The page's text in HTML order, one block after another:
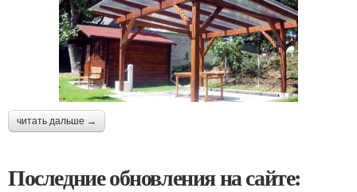
читать дальше →
Последние обновления на сайте: